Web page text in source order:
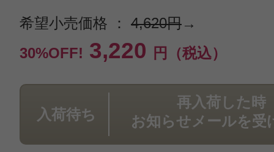
希望小売価格 ： 4,620円→
30%OFF! 3,220 円（税込）
入荷待ち
再入荷した時
お知らせメールを受